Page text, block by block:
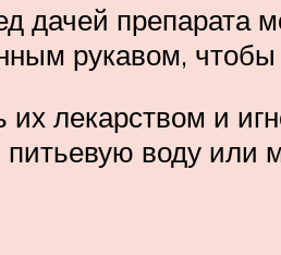
дачей препарата
рукавом,
лекарством и
воду или